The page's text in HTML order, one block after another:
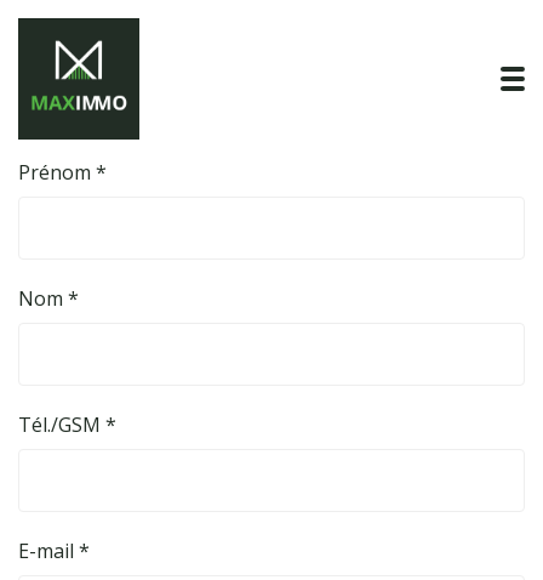
Prénom *
Nom *
Tél./GSM *
E-mail *